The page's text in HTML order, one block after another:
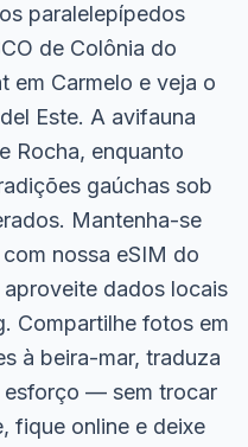
paralelepípedos
de Colônia do
em Carmelo e veja o
Este. A avifauna
Rocha, enquanto
gaúchas sob
Mantenha-se
nossa eSIM do
dados locais
Compartilhe fotos em
à beira-mar, traduza
esforço — sem trocar
fique online e deixe